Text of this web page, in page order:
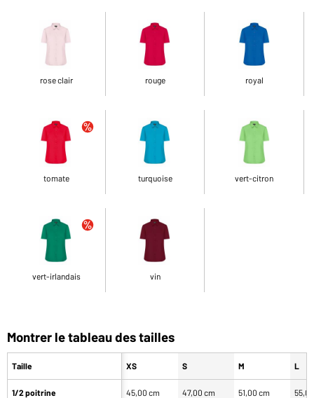
rose clair rouge royal
tomate turquoise vert-citron
vert-irlandais vin
Montrer le tableau des tailles
Taille
1/2 poitrine
XS S M L
45,00 cm 47,00 cm 51,00 cm